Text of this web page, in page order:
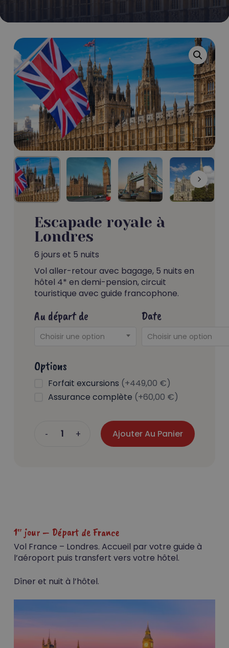
Escapade royale à
Londres
6 jours et 5 nuits
Vol aller-retour avec bagage, 5 nuits en
hôtel 4* en demi-pension, circuit
touristique avec guide francophone.
Au départ de
Choisir une option
Date
Choisir une option
Options
Forfait excursions (+449,00 €)
Assurance complète (+60,00 €)
Ajouter Au Panier
1erjour – Départ de France
Vol France – Londres. Accueil par votre guide à
l’aéroport puis transfert vers votre hôtel.
Dîner et nuit à l’hôtel.